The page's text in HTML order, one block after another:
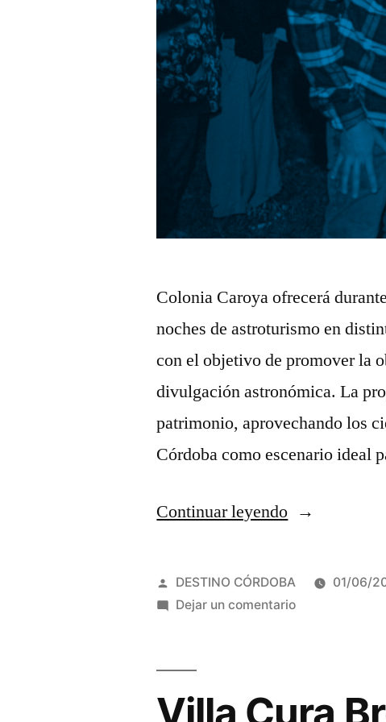
Colonia Caroya ofrecerá
noches de astroturismo en
con el objetivo de promover la
divulgación astronómica. La
patrimonio, aprovechando los
Córdoba como escenario ideal
Continuar leyendo“Colonia
invita
al
astroturismo
Publicado
por
DESTINO CÓRDOBA 01/06/
Dejar un comentarioen
ciclo